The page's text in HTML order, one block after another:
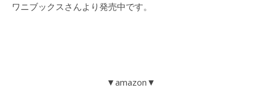
ワニブックスさんより発売中です。
▼amazon▼